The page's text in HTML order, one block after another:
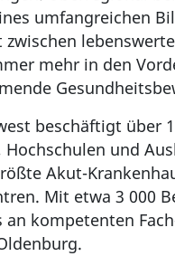
umfangreichen
zwischen
mehr in den
beschäftigt über
und
Akut-
Mit etwa 3 000
kompetenten